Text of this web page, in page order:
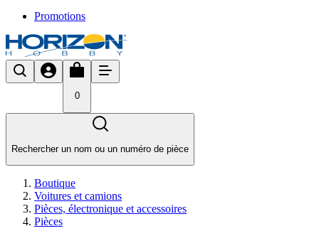
Promotions
0
Rechercher un nom ou un numéro de pièce
Boutique
Voitures et camions
Pièces, électronique et accessoires
Pièces